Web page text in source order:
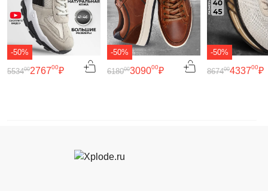
-50%
276700₽
553400
-50%
309000₽
618000
-50%
433700₽
867400